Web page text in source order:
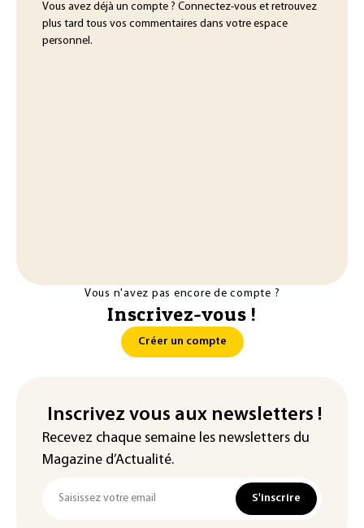
Vous avez déjà un compte ? Connectez-vous et retrouvez
plus tard tous vos commentaires dans votre espace
personnel.
Vous n'avez pas encore de compte ?
Inscrivez-vous !
Créer un compte
Inscrivez vous aux newsletters !
Recevez chaque semaine les newsletters du
Magazine d’Actualité.
S'inscrire